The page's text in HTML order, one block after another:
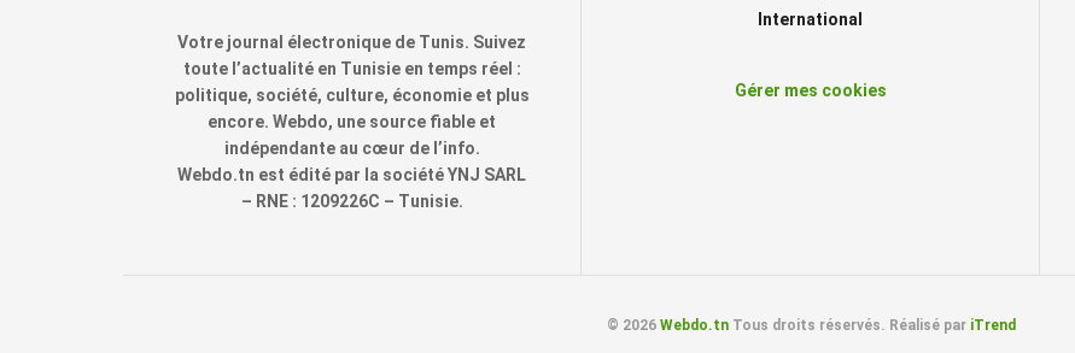
Votre journal électronique de Tunis. Suivez
toute l’actualité en Tunisie en temps réel :
politique, société, culture, économie et plus
encore. Webdo, une source fiable et
indépendante au cœur de l’info.
Webdo.tn est édité par la société YNJ SARL
– RNE : 1209226C – Tunisie.
International
Gérer mes cookies
© 2026 Webdo.tnTous droits réservés. Réalisé par iTrend